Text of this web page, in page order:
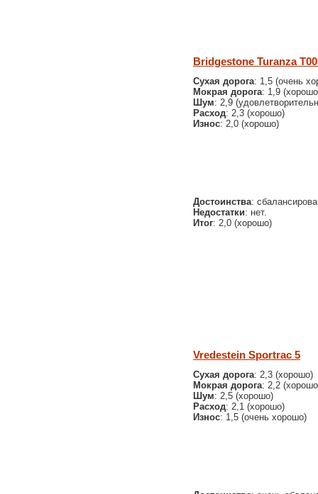
Bridgestone Turanza
Сухая дорога: 1,5 (очень
Мокрая дорога: 1,9
Шум: 2,9
Расход: 2,3 (хорошо)
Износ: 2,0 (хорошо)
Достоинства:
Недостатки: нет.
Итог: 2,0 (хорошо)
Vredestein Sportrac 5
Сухая дорога: 2,3 (хорошо)
Мокрая дорога: 2,2
Шум: 2,5 (хорошо)
Расход: 2,1 (хорошо)
Износ: 1,5 (очень хорошо)